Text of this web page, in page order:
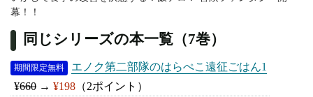
幕！！
同じシリーズの本一覧（7巻）
期間限定無料
エノク第二部隊のはらぺこ遠征ごはん1
¥660 → ¥198 （2ポイント）